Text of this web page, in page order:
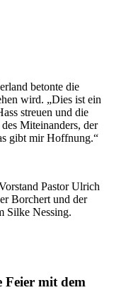
betonte die
wird. „Dies ist ein
streuen und die
Miteinanders, der
gibt mir Hoffnung.“
Pastor Ulrich
Borchert und der
Silke Nessing.
Feier mit dem